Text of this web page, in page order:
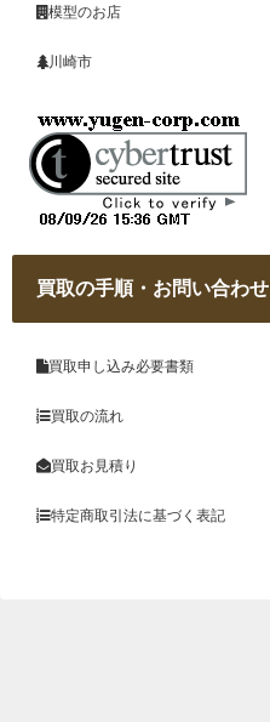
模型のお店
川崎市
買取の手順・お問い合わせ
買取申し込み必要書類
買取の流れ
買取お見積り
特定商取引法に基づく表記